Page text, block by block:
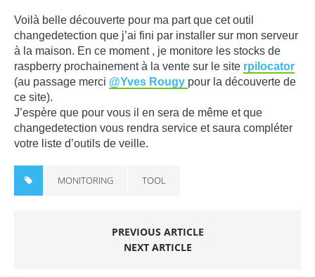
Voilà belle découverte pour ma part que cet outil
changedetection que j’ai fini par installer sur mon serveur
à la maison. En ce moment , je monitore les stocks de
raspberry prochainement à la vente sur le site rpilocator
(au passage merci @Yves Rougy pour la découverte de
ce site).
J’espère que pour vous il en sera de même et que
changedetection vous rendra service et saura compléter
votre liste d’outils de veille.
MONITORING TOOL
PREVIOUS ARTICLE
NEXT ARTICLE